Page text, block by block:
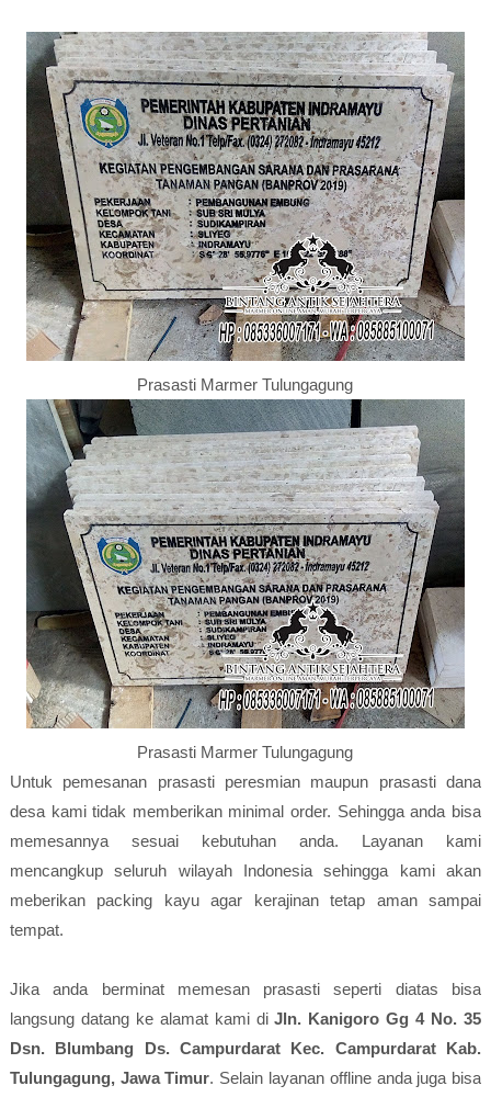
Prasasti Marmer Tulungagung
Prasasti Marmer Tulungagung
Untuk pemesanan prasasti peresmian maupun prasasti dana
desa kami tidak memberikan minimal order. Sehingga anda bisa
memesannya sesuai kebutuhan anda. Layanan kami
mencangkup seluruh wilayah Indonesia sehingga kami akan
meberikan packing kayu agar kerajinan tetap aman sampai
tempat.
Jika anda berminat memesan prasasti seperti diatas bisa
langsung datang ke alamat kami diJln. Kanigoro Gg 4 No. 35
Dsn. Blumbang Ds. Campurdarat Kec. Campurdarat Kab.
Tulungagung, Jawa Timur. Selain layanan offline anda juga bisa